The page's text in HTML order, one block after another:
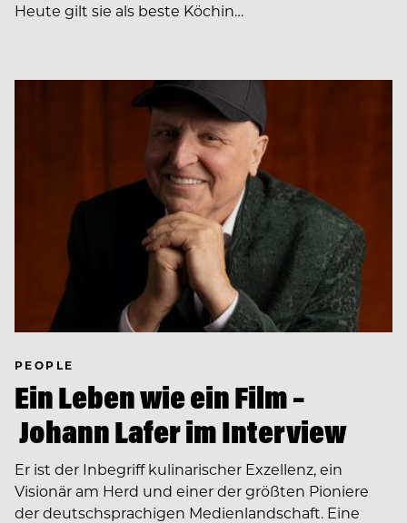
Heute gilt sie als beste Köchin…
PEOPLE
Ein Leben wie ein Film –
Johann Lafer im Interview
Er ist der Inbegriff kulinarischer Exzellenz, ein
Visionär am Herd und einer der größten Pioniere
der deutschsprachigen Medienlandschaft. Eine